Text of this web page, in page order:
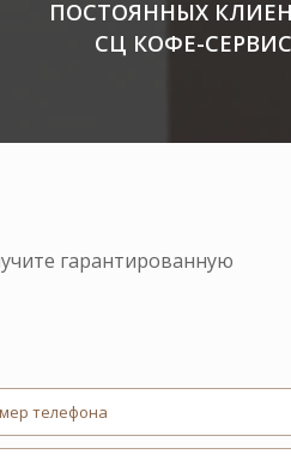
ПОСТОЯННЫХ
СЦ КОФЕ-СЕРВИС
гарантированную